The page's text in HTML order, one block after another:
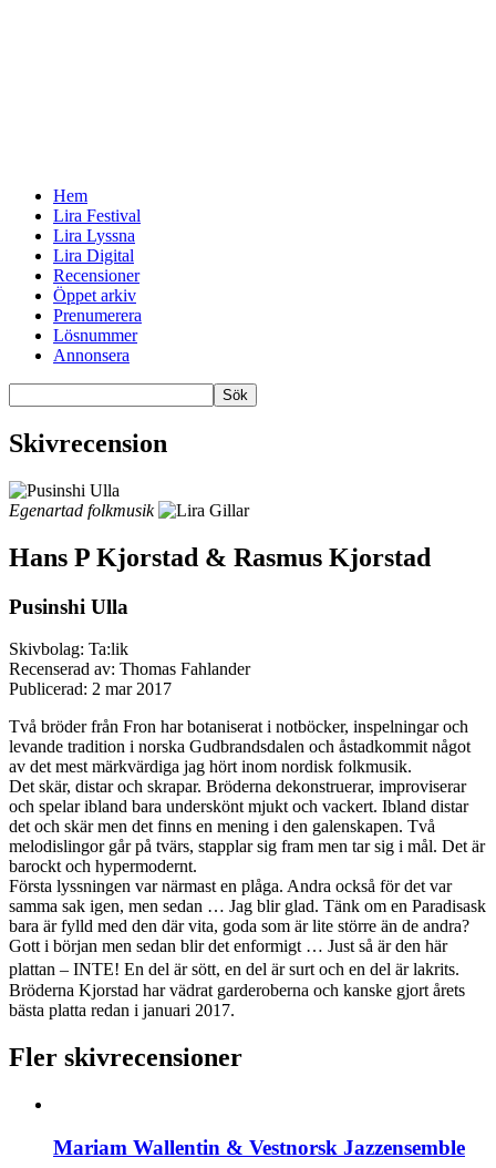
Hem
Lira Festival
Lira Lyssna
Lira Digital
Recensioner
Öppet arkiv
Prenumerera
Lösnummer
Annonsera
Skivrecension
Egenartad folkmusik
Hans P Kjorstad & Rasmus Kjorstad
Pusinshi Ulla
Skivbolag: Ta:lik
Recenserad av: Thomas Fahlander
Publicerad: 2 mar 2017
Två bröder från Fron har botaniserat i notböcker, inspelningar och
levande tradition i norska Gudbrandsdalen och åstadkommit något
av det mest märkvärdiga jag hört inom nordisk folkmusik.
Det skär, distar och skrapar. Bröderna dekonstruerar, improviserar
och spelar ibland bara underskönt mjukt och vackert. Ibland distar
det och skär men det finns en mening i den galenskapen. Två
melodislingor går på tvärs, stapplar sig fram men tar sig i mål. Det är
barockt och hypermodernt.
Första lyssningen var närmast en plåga. Andra också för det var
samma sak igen, men sedan … Jag blir glad. Tänk om en Paradisask
bara är fylld med den där vita, goda som är lite större än de andra?
Gott i början men sedan blir det enformigt … Just så är den här
plattan – INTE! En del är sött, en del är surt och en del är lakrits.
Bröderna Kjorstad har vädrat garderoberna och kanske gjort årets
bästa platta redan i januari 2017.
Fler skivrecensioner
Mariam Wallentin & Vestnorsk Jazzensemble